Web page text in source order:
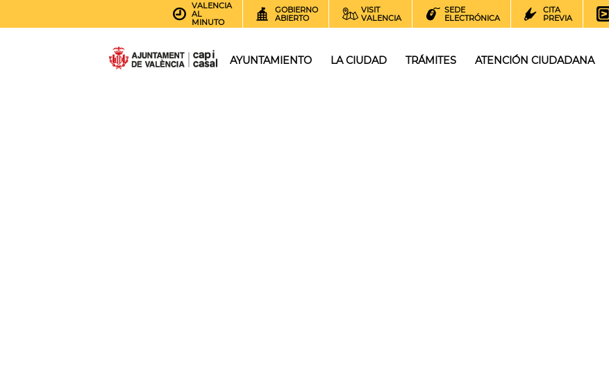
VALENCIA
AL
MINUTO
GOBIERNO
ABIERTO
VISIT
VALENCIA
SEDE
ELECTRÓNICA
CITA
PREVIA
AYUNTAMIENTO LA CIUDAD TRÁMITES ATENCIÓN CIUDADANA